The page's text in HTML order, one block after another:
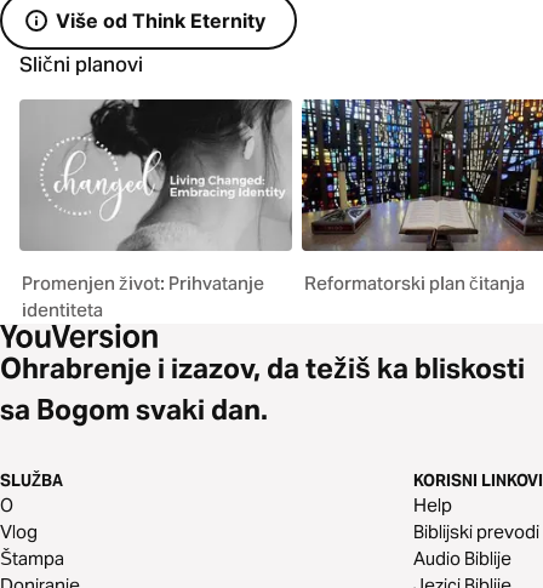
Više od Think Eternity
Slični planovi
Promenjen život: Prihvatanje
identiteta
Reformatorski plan čitanja
Ohrabrenje i izazov, da težiš ka bliskosti
sa Bogom svaki dan.
SLUŽBA
O
Vlog
Štampa
KORISNI LINKOVI
Help
Biblijski prevodi
Audio Biblije